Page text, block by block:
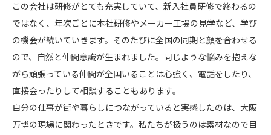
この会社は研修がとても充実していて、新入社員研修で終わるの
ではなく、年次ごとに本社研修やメーカー工場の見学など、学び
の機会が続いていきます。そのたびに全国の同期と顔を合わせる
ので、自然と仲間意識が生まれました。同じような悩みを抱えな
がら頑張っている仲間が全国いることは心強く、電話をしたり、
直接会ったりして相談することもあります。
自分の仕事が街や暮らしにつながっていると実感したのは、大阪
万博の現場に関わったときです。私たちが扱うのは素材なので目